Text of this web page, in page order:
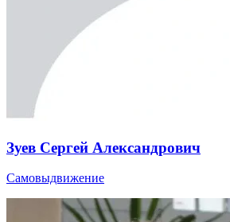
Зуев Сергей Александрович
Самовыдвижение